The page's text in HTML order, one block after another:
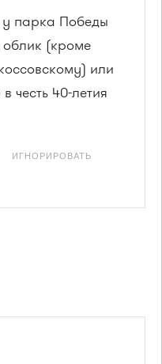
у парка Победы
облик (кроме
или
честь 40-летия
ИГНОРИРОВАТЬ